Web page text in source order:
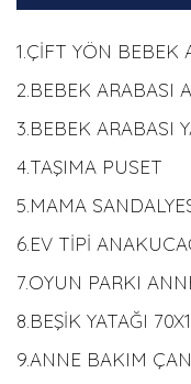
1.ÇİFT YÖN BEBEK
2.BEBEK ARABASI
3.BEBEK ARABASI
4.TAŞIMA PUSET
5.MAMA
6.EV TİPİ
7.OYUN PARKI
8.BEŞİK YATAĞI
9.ANNE BAKIM